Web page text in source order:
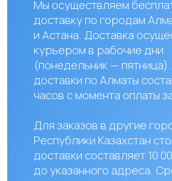
Наши контакты